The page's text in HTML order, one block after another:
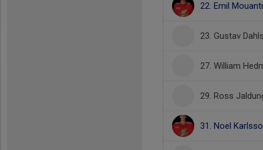
22. Emil
23. Gustav
27. William
29. Ross
31. Noel